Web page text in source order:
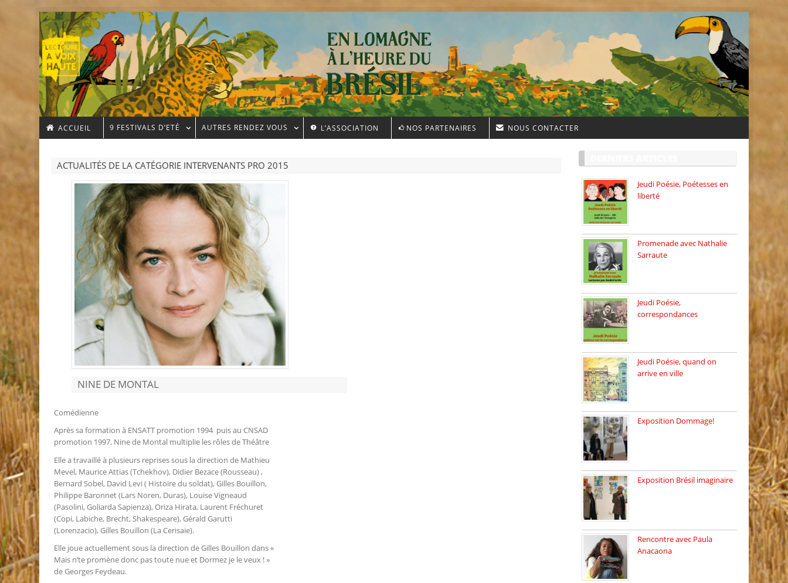
ACCUEIL 9 FESTIVALS D’ETÉ AUTRES RENDEZ VOUS L’ASSOCIATION NOS PARTENAIRES NOUS CONTACTER
ACTUALITÉS DE LA CATÉGORIE INTERVENANTS PRO 2015
NINE DE MONTAL
Comédienne
Après sa formation à ENSATT promotion 1994 puis au CNSAD
promotion 1997, Nine de Montal multiplie les rôles de Théâtre
Elle a travaillé à plusieurs reprises sous la direction de Mathieu
Mevel, Maurice Attias (Tchekhov), Didier Bezace (Rousseau) ,
Bernard Sobel, David Levi ( Histoire du soldat), Gilles Bouillon,
Philippe Baronnet (Lars Noren, Duras), Louise Vigneaud
(Pasolini, Goliarda Sapienza), Oriza Hirata, Laurent Fréchuret
(Copi, Labiche, Brecht, Shakespeare), Gérald Garutti
(Lorenzacio), Gilles Bouillon (La Cerisaie).
Elle joue actuellement sous la direction de Gilles Bouillon dans «
Mais n’te promène donc pas toute nue et Dormez je le veux ! »
de Georges Feydeau.
Jeudi Poésie, Poétesses en
liberté
Promenade avec Nathalie
Sarraute
Jeudi Poésie,
correspondances
Jeudi Poésie, quand on
arrive en ville
Exposition Dommage!
Exposition Brésil imaginaire
Rencontre avec Paula
Anacaona